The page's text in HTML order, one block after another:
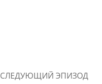
СЛЕДУЮЩИЙ ЭПИЗОД